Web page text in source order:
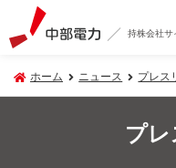
持株会社サ
ホーム ニュース プレス
プレ